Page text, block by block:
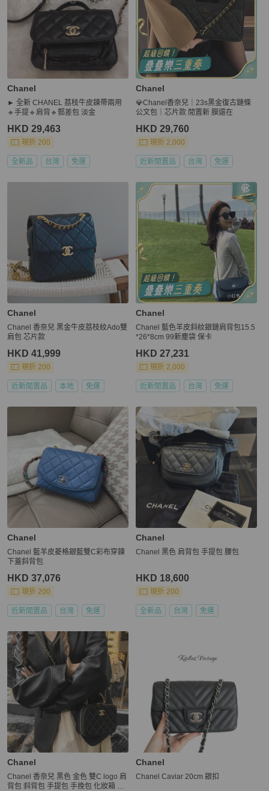
Chanel
► 全新 CHANEL 荔枝牛皮鍊帶兩用
🔹手提🔹肩背🔹郵差包 淡金
HKD 29,463
現折 200
全新品 台灣 免運
Chanel
💎Chanel香奈兒｜23s黑金復古鏈條
公文包｜芯片款 閒置新 膜還在
HKD 29,760
現折 2,000
近新閒置品 台灣 免運
Chanel
Chanel 香奈兒 黑金牛皮荔枝紋Ado雙
肩包 芯片款
HKD 41,999
現折 200
近新閒置品 本地 免運
Chanel
Chanel 藍色羊皮斜紋銀鏈肩背包15.5
*26*8cm 99新塵袋 保卡
HKD 27,231
現折 2,000
近新閒置品 台灣 免運
Chanel
Chanel 藍羊皮菱格銀藍雙C彩布穿鍊
下蓋斜背包
HKD 37,076
現折 200
近新閒置品 台灣 免運
Chanel
Chanel 黑色 肩背包 手提包 腰包
HKD 18,600
現折 200
全新品 台灣 免運
Chanel
Chanel 香奈兒 黑色 金色 雙C logo 肩
背包 斜背包 手提包 手挽包 化妝箱 相
Chanel
Chanel Caviar 20cm 銀扣